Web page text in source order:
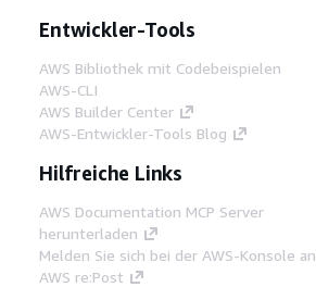
Entwickler-Tools
AWS Bibliothek mit Codebeispielen
AWS-CLI
AWS Builder Center
AWS-Entwickler-Tools Blog
Hilfreiche Links
AWS Documentation MCP Server
herunterladen
Melden Sie sich bei der AWS-Konsole an
AWS re:Post